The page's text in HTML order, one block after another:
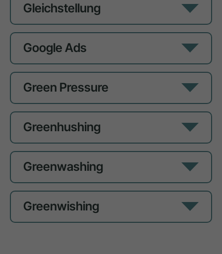
Gleichstellung
Google Ads
Green Pressure
Greenhushing
Greenwashing
Greenwishing